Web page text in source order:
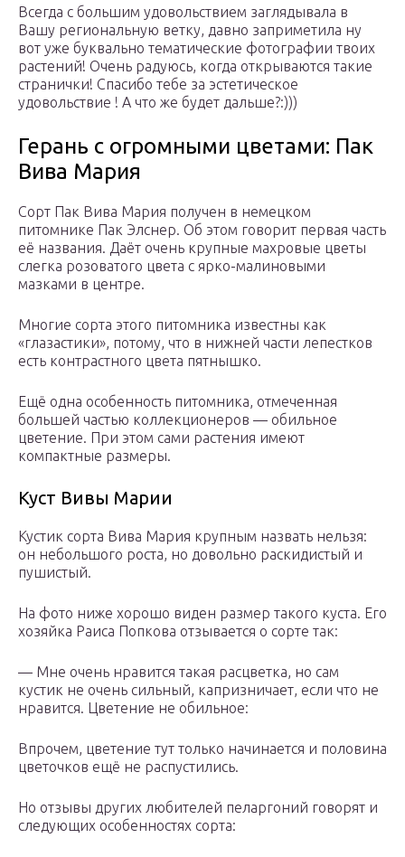
Всегда с большим удовольствием заглядывала в
Вашу региональную ветку, давно заприметила ну
вот уже буквально тематические фотографии твоих
растений! Очень радуюсь, когда открываются такие
странички! Спасибо тебе за эстетическое
удовольствие ! А что же будет дальше?:)))
Герань с огромными цветами: Пак
Вива Мария
Сорт Пак Вива Мария получен в немецком
питомнике Пак Элснер. Об этом говорит первая часть
её названия. Даёт очень крупные махровые цветы
слегка розоватого цвета с ярко-малиновыми
мазками в центре.
Многие сорта этого питомника известны как
«глазастики», потому, что в нижней части лепестков
есть контрастного цвета пятнышко.
Ещё одна особенность питомника, отмеченная
большей частью коллекционеров — обильное
цветение. При этом сами растения имеют
компактные размеры.
Куст Вивы Марии
Кустик сорта Вива Мария крупным назвать нельзя:
он небольшого роста, но довольно раскидистый и
пушистый.
На фото ниже хорошо виден размер такого куста. Его
хозяйка Раиса Попкова отзывается о сорте так:
— Мне очень нравится такая расцветка, но сам
кустик не очень сильный, капризничает, если что не
нравится. Цветение не обильное:
Впрочем, цветение тут только начинается и половина
цветочков ещё не распустились.
Но отзывы других любителей пеларгоний говорят и
следующих особенностях сорта: